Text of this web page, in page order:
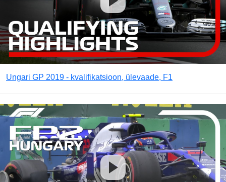
Ungari GP 2019 - kvalifikatsioon, ülevaade, F1